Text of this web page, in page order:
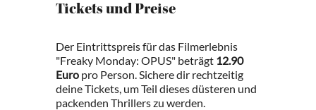
Tickets und Preise
Der Eintrittspreis für das Filmerlebnis
"Freaky Monday: OPUS" beträgt 12.90
Euro pro Person. Sichere dir rechtzeitig
deine Tickets, um Teil dieses düsteren und
packenden Thrillers zu werden.